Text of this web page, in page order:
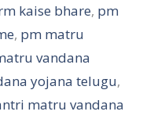
kaise bhare, pm
, pm matru
vandana
yojana telugu,
matru vandana